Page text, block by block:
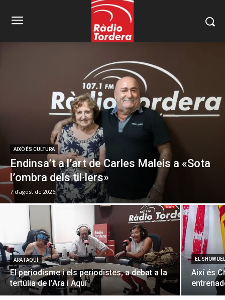
AIXÒ ÉS CULTURA
Endinsa’t a l’art de Carles Maleis a «Sota
l’ombra dels til·lers»
7 d'agost de 2026
ARA I AQUÍ
El periodisme i els periodistes, a debat a la
tertúlia de l’Ara i Aquí
EL SHOW
Així és